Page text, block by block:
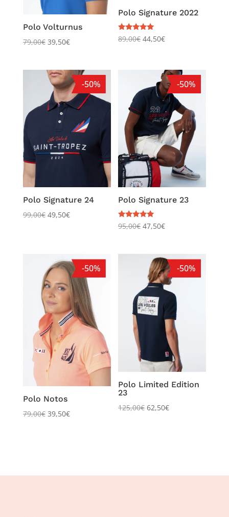
Polo Volturnus
79,00€ 39,50€
Polo Signature 2022
Note
5.00
89,00€ 44,50€
-50%
Polo Signature 24
99,00€ 49,50€
-50%
Polo Signature 23
Note
5.00
95,00€ 47,50€
-50%
Polo Notos
79,00€ 39,50€
-50%
Polo Limited Edition
23
125,00€ 62,50€